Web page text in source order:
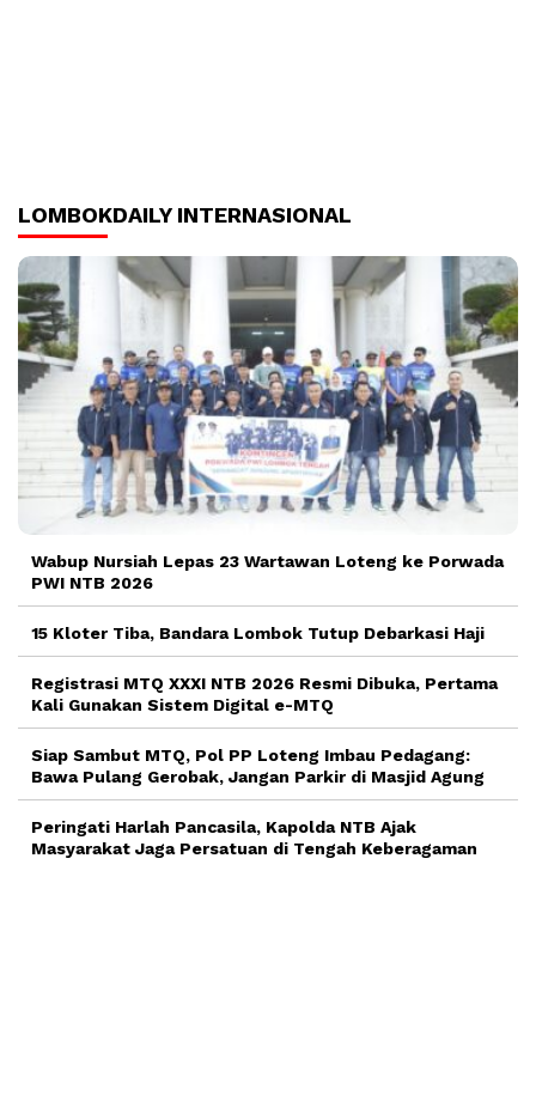
LOMBOKDAILY INTERNASIONAL
Wabup Nursiah Lepas 23 Wartawan Loteng ke Porwada
PWI NTB 2026
15 Kloter Tiba, Bandara Lombok Tutup Debarkasi Haji
Registrasi MTQ XXXI NTB 2026 Resmi Dibuka, Pertama
Kali Gunakan Sistem Digital e-MTQ
Siap Sambut MTQ, Pol PP Loteng Imbau Pedagang:
Bawa Pulang Gerobak, Jangan Parkir di Masjid Agung
Peringati Harlah Pancasila, Kapolda NTB Ajak
Masyarakat Jaga Persatuan di Tengah Keberagaman